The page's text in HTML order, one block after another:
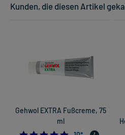
Kunden, die diesen Artikel
Gehwol EXTRA Fußcreme, 75
ml